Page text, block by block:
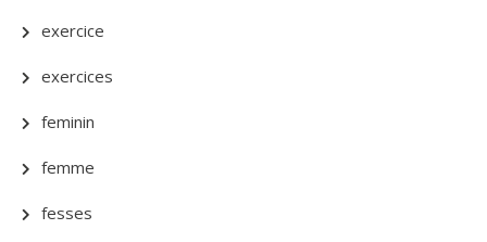
exercice
exercices
feminin
femme
fesses